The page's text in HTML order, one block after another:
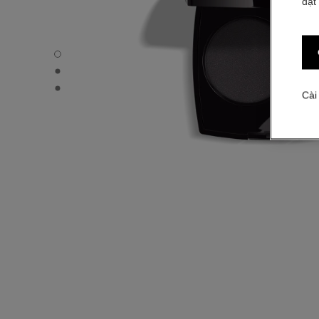
OMBRE ESSENTIELLE - Chế độ xem mặc định
OMBRE ESSENTIELLE - Hình ảnh khác - 1
OMBRE ESSENTIELLE - Xem kết cấu cơ bản